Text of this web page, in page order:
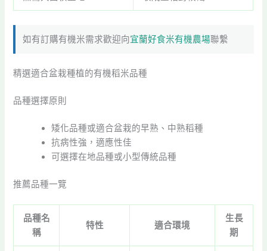
如有訂購有機米需求歡迎向宜蘭好食米有機農場聯繫
精選適合盆栽種植的有機稻米品種
品種選擇原則
矮化品種或適合盆栽的早熟、中熟稻種
抗病性強，適應性佳
可選擇在地品種或小型傳統品種
推薦品種一覽
品種名
稱
特性 適合環境
生長
期